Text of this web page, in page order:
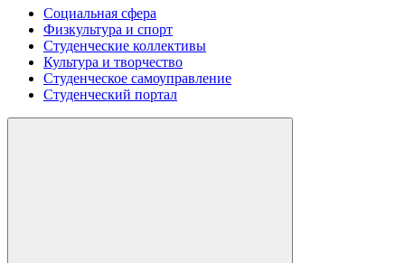
Социальная сфера
Физкультура и спорт
Студенческие коллективы
Культура и творчество
Студенческое самоуправление
Студенческий портал